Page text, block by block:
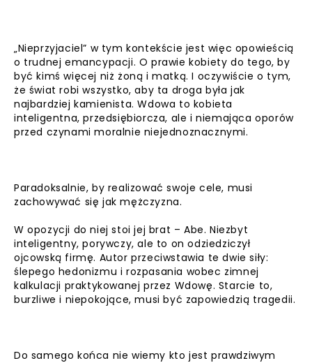
„Nieprzyjaciel” w tym kontekście jest więc opowieścią
o trudnej emancypacji. O prawie kobiety do tego, by
być kimś więcej niż żoną i matką. I oczywiście o tym,
że świat robi wszystko, aby ta droga była jak
najbardziej kamienista. Wdowa to kobieta
inteligentna, przedsiębiorcza, ale i niemająca oporów
przed czynami moralnie niejednoznacznymi.
Paradoksalnie, by realizować swoje cele, musi
zachowywać się jak mężczyzna.
W opozycji do niej stoi jej brat – Abe. Niezbyt
inteligentny, porywczy, ale to on odziedziczył
ojcowską firmę. Autor przeciwstawia te dwie siły:
ślepego hedonizmu i rozpasania wobec zimnej
kalkulacji praktykowanej przez Wdowę. Starcie to,
burzliwe i niepokojące, musi być zapowiedzią tragedii.
Do samego końca nie wiemy kto jest prawdziwym